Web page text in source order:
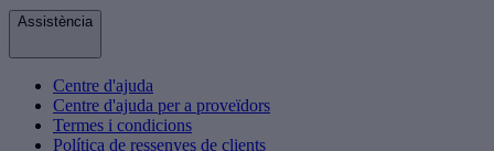
Assistència
Centre d'ajuda
Centre d'ajuda per a proveïdors
Termes i condicions
Política de ressenyes de clients